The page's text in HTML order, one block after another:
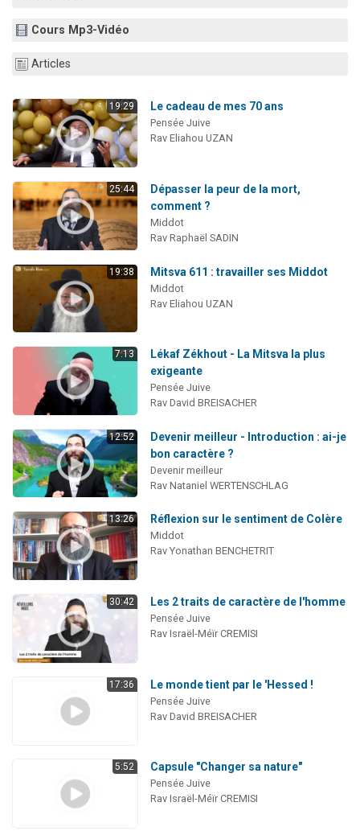
Cours Mp3-Vidéo
Articles
19:29 Le cadeau de mes 70 ans
Pensée Juive
Rav Eliahou UZAN
25:44
Dépasser la peur de la mort,
comment ?
Middot
Rav Raphaël SADIN
19:38 Mitsva 611 : travailler ses Middot
Middot
Rav Eliahou UZAN
7:13
Lékaf Zékhout - La Mitsva la plus
exigeante
Pensée Juive
Rav David BREISACHER
12:52
Devenir meilleur - Introduction : ai-je
bon caractère ?
Devenir meilleur
Rav Nataniel WERTENSCHLAG
13:26 Réflexion sur le sentiment de Colère
Middot
Rav Yonathan BENCHETRIT
30:42 Les 2 traits de caractère de l'homme
Pensée Juive
Rav Israël-Méïr CREMISI
17:36 Le monde tient par le 'Hessed !
Pensée Juive
Rav David BREISACHER
5:52 Capsule "Changer sa nature"
Pensée Juive
Rav Israël-Méïr CREMISI